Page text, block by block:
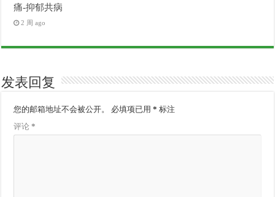
痛-抑郁共病
2 周 ago
发表回复
您的邮箱地址不会被公开。 必填项已用* 标注
评论*